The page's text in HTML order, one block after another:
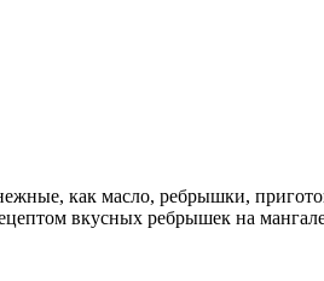
как масло, ребрышки,
вкусных ребрышек на